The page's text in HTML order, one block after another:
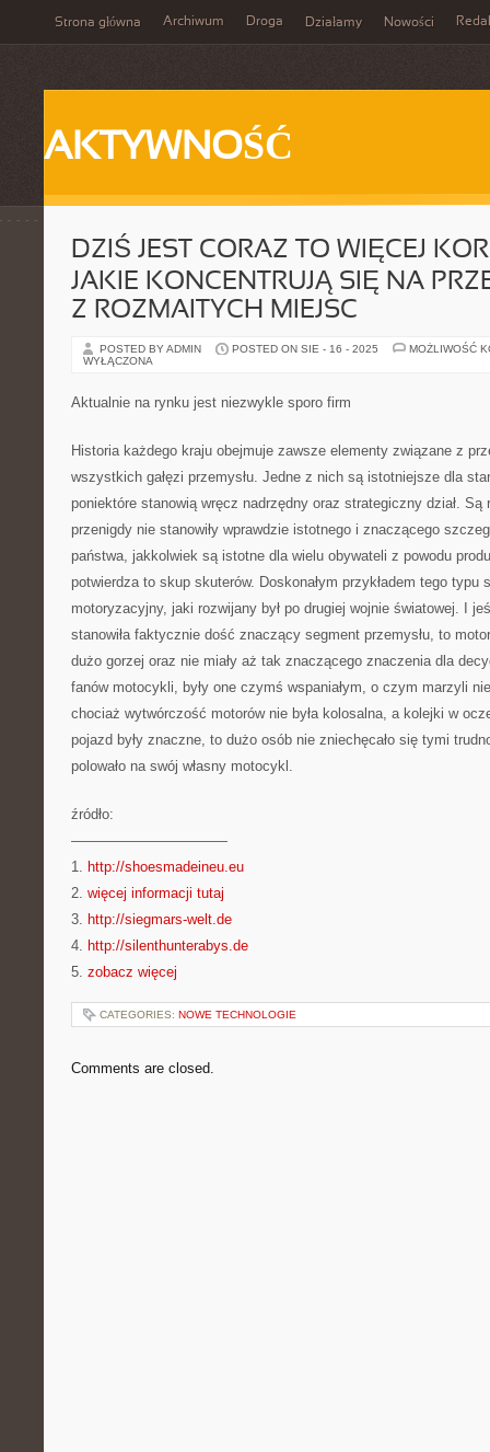
Strona główna Archiwum Droga Działamy Nowości
AKTYWNOŚĆ
DZIŚ JEST CORAZ TO WIĘCEJ
JAKIE KONCENTRUJĄ SIĘ NA
Z ROZMAITYCH MIEJSC
POSTED BY ADMIN POSTED ON SIE - 16 - 2025
MOŻLIWOŚĆ
WYŁĄCZONA
Aktualnie na rynku jest niezwykle sporo firm
Historia każdego kraju obejmuje zawsze elementy związane z
wszystkich gałęzi przemysłu. Jedne z nich są istotniejsze dla
poniektóre stanowią wręcz nadrzędny oraz strategiczny dział. Są
przenigdy nie stanowiły wprawdzie istotnego i znaczącego
państwa, jakkolwiek są istotne dla wielu obywateli z powodu
potwierdza to skup skuterów. Doskonałym przykładem tego typu
motoryzacyjny, jaki rozwijany był po drugiej wojnie światowej. I
stanowiła faktycznie dość znaczący segment przemysłu, to
dużo gorzej oraz nie miały aż tak znaczącego znaczenia dla
fanów motocykli, były one czymś wspaniałym, o czym marzyli
chociaż wytwórczość motorów nie była kolosalna, a kolejki w
pojazd były znaczne, to dużo osób nie zniechęcało się tymi
polowało na swój własny motocykl.
źródło:
———————————
1. http://shoesmadeineu.eu
2. więcej informacji tutaj
3. http://siegmars-welt.de
4. http://silenthunterabys.de
5. zobacz więcej
CATEGORIES: NOWE TECHNOLOGIE
Comments are closed.